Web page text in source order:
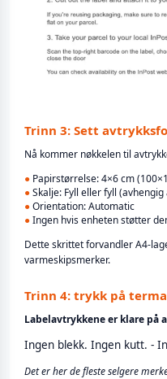
Trinn 3: Sett
Nå kommer nøkkelen til
● Papirstørrelse: 4×6 cm
●Skalje: Fyll eller fyll
●Orientation: Automatic
●Ingen hvis enheten støtter
Dette skrittet forvandler A4-
varmeskipsmerker.
Trinn 4: trykk på
Labelavtrykkene er klare på
Ingen blekk. Ingen kutt. -
Det er her de fleste selgere